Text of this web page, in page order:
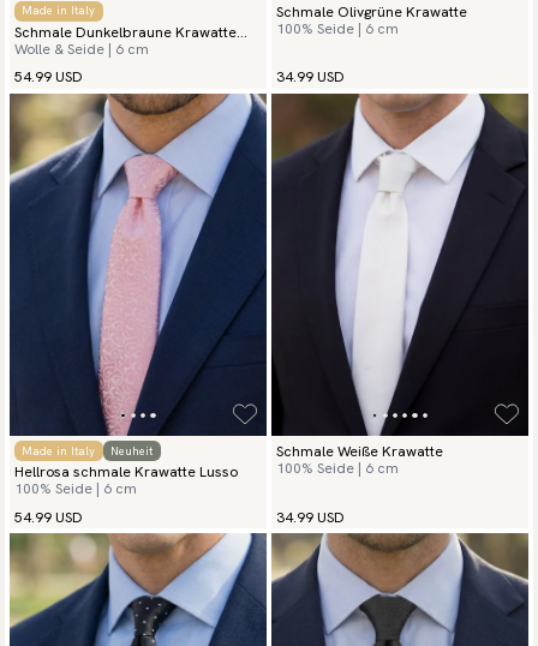
Made in Italy
Schmale Dunkelbraune Krawatte
Herrringbone
Wolle & Seide | 6 cm
54.99 USD
Schmale Olivgrüne Krawatte
100% Seide | 6 cm
34.99 USD
Made in Italy Neuheit
Hellrosa schmale Krawatte Lusso
100% Seide | 6 cm
54.99 USD
Schmale Weiße Krawatte
100% Seide | 6 cm
34.99 USD